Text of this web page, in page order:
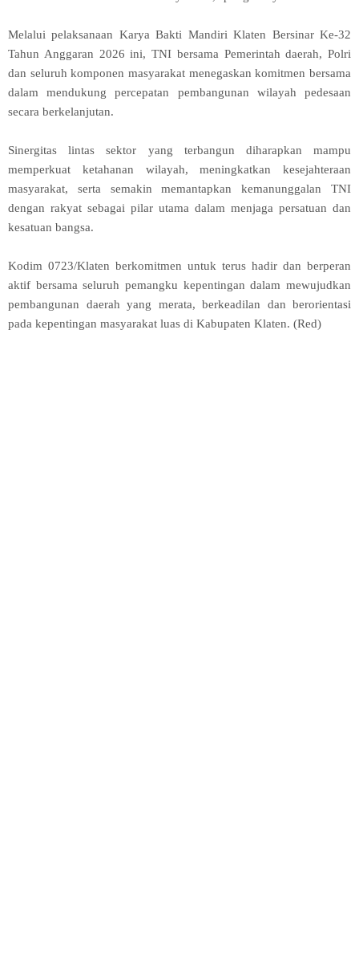
Melalui pelaksanaan Karya Bakti Mandiri Klaten Bersinar Ke-32
Tahun Anggaran 2026 ini, TNI bersama Pemerintah daerah, Polri
dan seluruh komponen masyarakat menegaskan komitmen bersama
dalam mendukung percepatan pembangunan wilayah pedesaan
secara berkelanjutan.
Sinergitas lintas sektor yang terbangun diharapkan mampu
memperkuat ketahanan wilayah, meningkatkan kesejahteraan
masyarakat, serta semakin memantapkan kemanunggalan TNI
dengan rakyat sebagai pilar utama dalam menjaga persatuan dan
kesatuan bangsa.
Kodim 0723/Klaten berkomitmen untuk terus hadir dan berperan
aktif bersama seluruh pemangku kepentingan dalam mewujudkan
pembangunan daerah yang merata, berkeadilan dan berorientasi
pada kepentingan masyarakat luas di Kabupaten Klaten. (Red)